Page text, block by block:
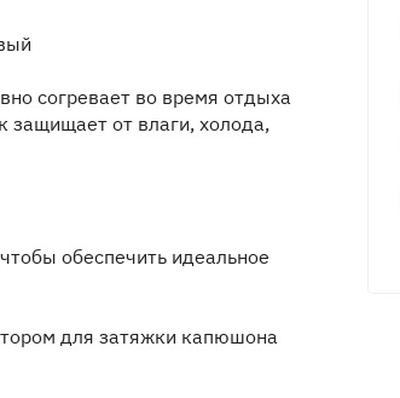
согревает во время отдыха
защищает от влаги, холода,
обеспечить идеальное
для затяжки капюшона